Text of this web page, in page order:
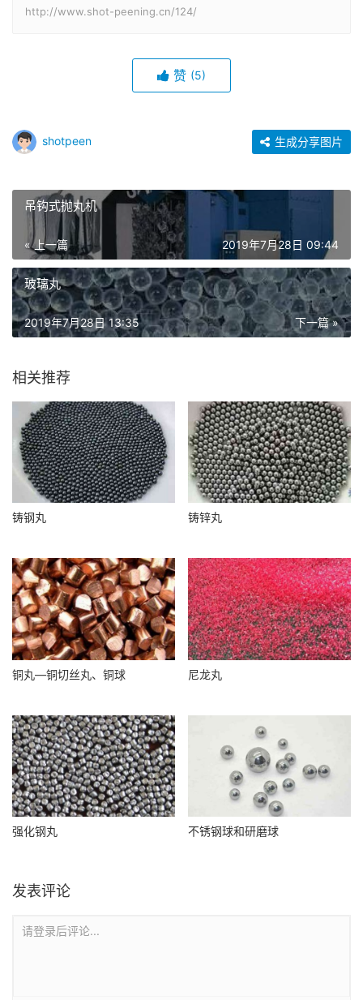
http://www.shot-peening.cn/124/
赞 (5)
shotpeen 生成分享图片
吊钩式抛丸机
« 上一篇 2019年7月28日 09:44
玻璃丸
下一篇 »
2019年7月28日 13:35
相关推荐
铸钢丸 铸锌丸
铜丸—铜切丝丸、铜球 尼龙丸
强化钢丸 不锈钢球和研磨球
发表评论
请登录后评论...